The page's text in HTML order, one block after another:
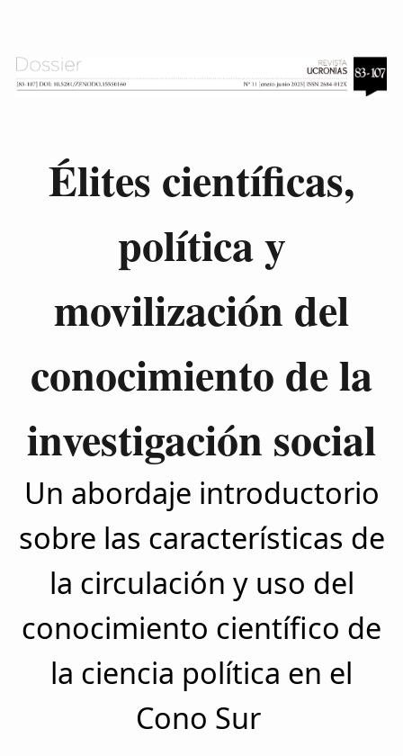
Élites científicas,
política y
movilización del
conocimiento de la
investigación social
Un abordaje introductorio
sobre las características de
la circulación y uso del
conocimiento científico de
la ciencia política en el
Cono Sur